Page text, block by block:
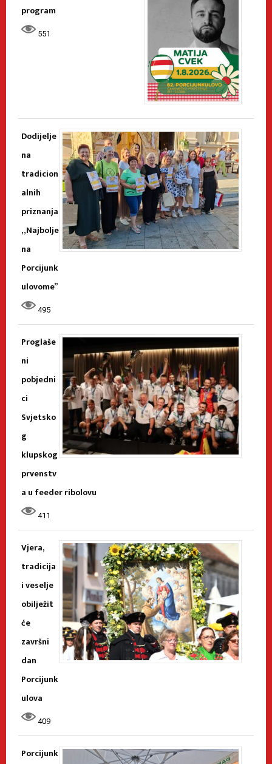
program
551
Dodijelje
na
tradicion
alnih
priznanja
„Najbolje
na
Porcijunk
ulovome”
495
Proglaše
ni
pobjedni
ci
Svjetsko
g
klupskog
prvenstv
a u feeder ribolovu
411
Vjera,
tradicija
i veselje
obilježit
će
završni
dan
Porcijunk
ulova
409
Porcijunk